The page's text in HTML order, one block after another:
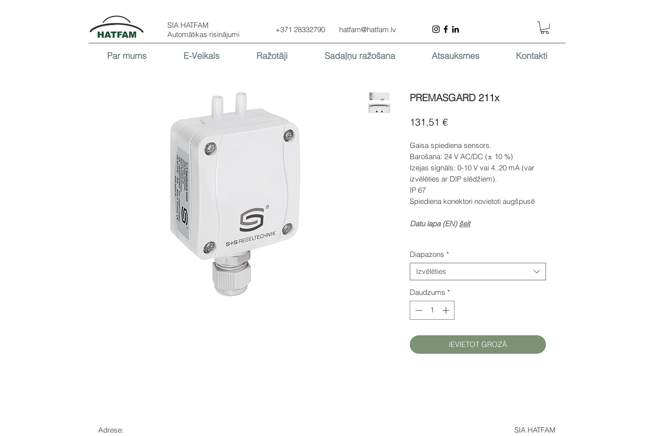
SIA HATFAM
Automātikas risinājumi
+371 28332790 hatfam@hatfam.lv
Par mums E-Veikals Ražotāji Sadaļņu ražošana Atsauksmes Kontakti
PREMASGARD 211x
131,51 €Cena
Gaisa spiediena sensors.
Barošana: 24 V AC/DC (± 10 %)
Izejas signāls: 0-10 V vai 4..20 mA (var
izvēlēties ar DIP slēdžiem).
IP 67
Spiediena konektori novietoti augšpusē
Datu lapa (EN) šeit
Diapazons *
Izvēlēties
Daudzums *
IEVIETOT GROZĀ
Adrese: SIA HATFAM